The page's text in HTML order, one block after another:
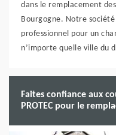
dans le remplacement
Bourgogne. Notre
professionnel pour un
n’importe quelle ville du
Faites confiance aux
PROTEC pour le